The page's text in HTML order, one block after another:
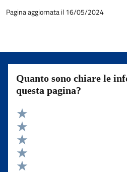
Pagina aggiornata il 16/05/2024
Quanto sono chiare le
questa pagina?
Valuta 5 stelle su 5
Valuta 4 stelle su 5
Valuta 3 stelle su 5
Valuta 2 stelle su 5